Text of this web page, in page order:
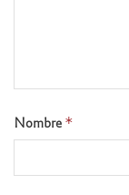
Nombre *